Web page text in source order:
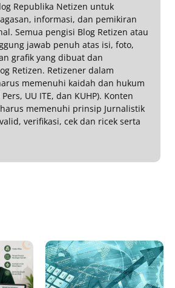
Republika Netizen untuk
informasi, dan pemikiran
Semua pengisi Blog Retizen atau
jawab penuh atas isi, foto,
grafik yang dibuat dan
Retizen. Retizener dalam
memenuhi kaidah dan hukum
UU ITE, dan KUHP). Konten
memenuhi prinsip Jurnalistik
verifikasi, cek dan ricek serta